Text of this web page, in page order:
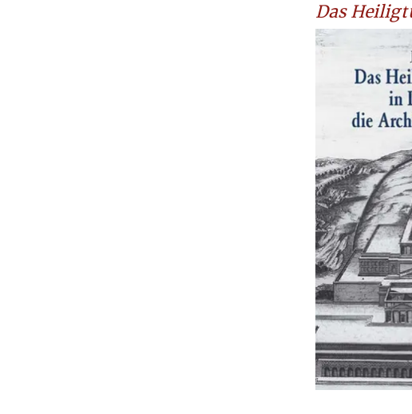
Das